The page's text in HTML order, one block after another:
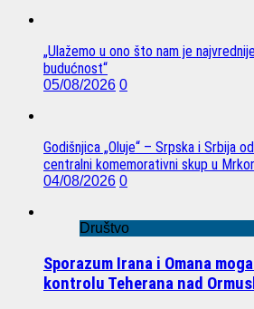
„Ulažemo u ono što nam je
budućnost“
05/08/2026 0
Godišnjica „Oluje“ – Srpska i Srbija
centralni komemorativni skup u
04/08/2026 0
Društvo
Sporazum Irana i Omana
kontrolu Teherana nad